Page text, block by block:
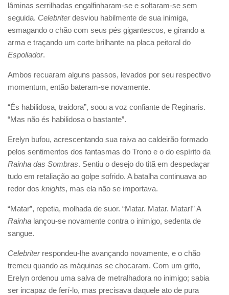
lâminas serrilhadas engalfinharam-se e soltaram-se sem
seguida. Celebriterdesviou habilmente de sua inimiga,
esmagando o chão com seus pés gigantescos, e girando a
arma e traçando um corte brilhante na placa peitoral do
Espoliador.
Ambos recuaram alguns passos, levados por seu respectivo
momentum, então bateram-se novamente.
“És habilidosa, traidora”, soou a voz confiante de Reginaris.
“Mas não és habilidosa o bastante”.
Erelyn bufou, acrescentando sua raiva ao caldeirão formado
pelos sentimentos dos fantasmas do Trono e o do espírito da
Rainha das Sombras. Sentiu o desejo do titã em despedaçar
tudo em retaliação ao golpe sofrido. A batalha continuava ao
redor dos knights, mas ela não se importava.
“Matar”, repetia, molhada de suor. “Matar. Matar. Matar!” A
Rainha lançou-se novamente contra o inimigo, sedenta de
sangue.
Celebriterrespondeu-lhe avançando novamente, e o chão
tremeu quando as máquinas se chocaram. Com um grito,
Erelyn ordenou uma salva de metralhadora no inimigo; sabia
ser incapaz de ferí-lo, mas precisava daquele ato de pura